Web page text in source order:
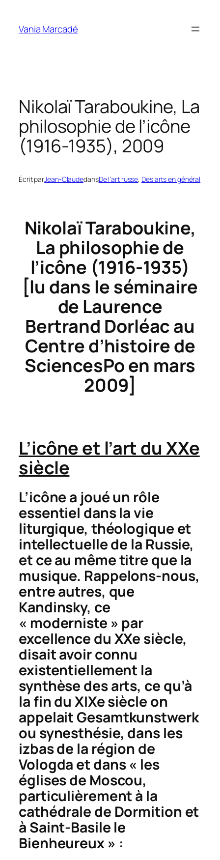
contenu
Vania Marcadé
Nikolaï Taraboukine, La
philosophie de l’icône
(1916-1935), 2009
Écrit parJean-ClaudedansDe l’art russe, Des arts en général
Nikolaï Taraboukine,
La philosophie de
l’icône (1916-1935)
[lu dans le séminaire
de Laurence
Bertrand Dorléac au
Centre d’histoire de
SciencesPo en mars
2009]
L’icône et l’art du XXe
siècle
L’icône a joué un rôle
essentiel dans la vie
liturgique, théologique et
intellectuelle de la Russie,
et ce au même titre que la
musique. Rappelons-nous,
entre autres, que
Kandinsky, ce
« moderniste » par
excellence du XXe siècle,
disait avoir connu
existentiellement la
synthèse des arts, ce qu’à
la fin du XIXe siècle on
appelaitGesamtkunstwerk
ou synesthésie, dans les
izbas de la région de
Vologda et dans « les
églises de Moscou,
particulièrement à la
cathédrale de Dormition et
à Saint-Basile le
Bienheureux » :